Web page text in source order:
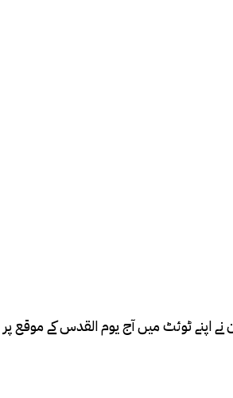
اپنے ٹوئٹ میں آج یوم القدس کے